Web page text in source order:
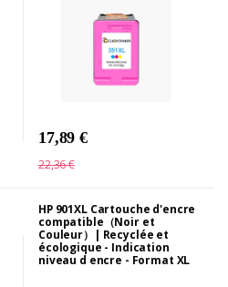
17,89 €
22,36 €
HP 901XL Cartouche d'encre
compatible（Noir et
Couleur）| Recyclée et
écologique - Indication
niveau d encre - Format XL